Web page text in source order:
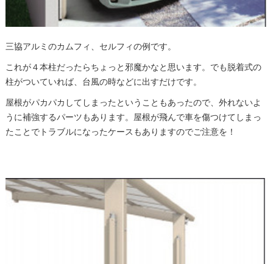
三協アルミのカムフィ、セルフィの例です。
これが４本柱だったらちょっと邪魔かなと思います。でも脱着式の
柱がついていれば、台風の時などに出すだけです。
屋根がパカパカしてしまったということもあったので、外れないよ
うに補強するパーツもあります。屋根が飛んで車を傷つけてしまっ
たことでトラブルになったケースもありますのでご注意を！